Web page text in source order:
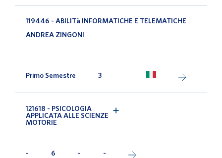
119446 - ABILITà INFORMATICHE E TELEMATICHE
ANDREA ZINGONI
Primo Semestre 3
121618 - PSICOLOGIA
APPLICATA ALLE SCIENZE
MOTORIE
- 6 - -